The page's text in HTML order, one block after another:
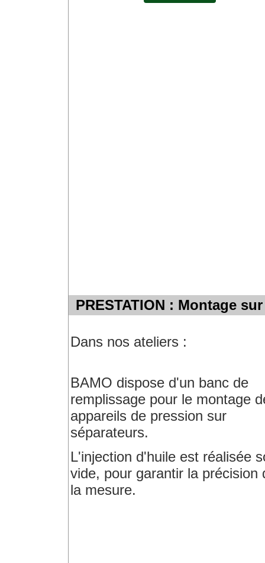
PRESTATION : Montage
Dans nos ateliers :
BAMO dispose d'un banc de
remplissage pour le montage
appareils de pression sur
séparateurs.
L'injection d'huile est réalisée
vide, pour garantir la précision
la mesure.